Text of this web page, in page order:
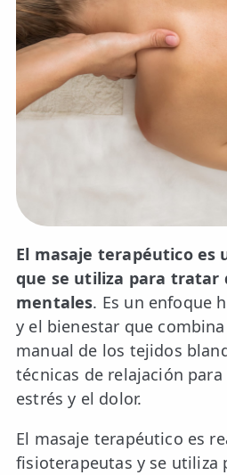
🔍 Buscador Clínicas
📍 Barrio del Pilar
📍 Chamberí - Centro
📍 Barrio Salamanca
📍 Carabanchel - Usera
📍 Bravo Murillo
TIENDA
🛍️ Tienda Bonos
🛍️ Tienda Productos
🎁 Tarjetas Regalo
❤️ Ofertas
El masaje terapéutico es
que se utiliza para tratar
mentales. Es un enfoque
y el bienestar que
manual de los tejidos
técnicas de relajación
estrés y el dolor.
El masaje terapéutico es
fisioterapeutas y se utiliza